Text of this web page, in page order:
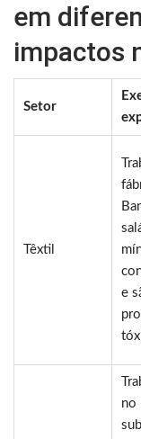
em
impactos
Setor
Têxtil
e
no